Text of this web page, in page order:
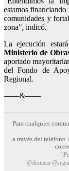
estamos
comunidades y
zona”, indicó.
La ejecución
Ministerio de
aportado
del Fondo de
Regional.
——&——
Para cualquier
a través del teléfono
@destacar